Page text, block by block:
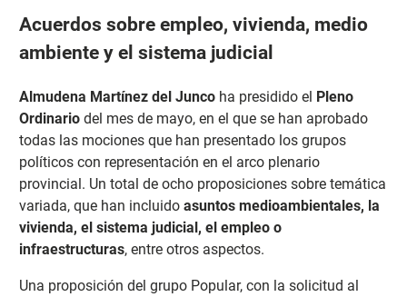
Acuerdos sobre empleo, vivienda, medio
ambiente y el sistema judicial
Almudena Martínez del Junco ha presidido el Pleno
Ordinariodel mes de mayo, en el que se han aprobado
todas las mociones que han presentado los grupos
políticos con representación en el arco plenario
provincial. Un total de ocho proposiciones sobre temática
variada, que han incluido asuntos medioambientales, la
vivienda, el sistema judicial, el empleo o
infraestructuras, entre otros aspectos.
Una proposición del grupo Popular, con la solicitud al